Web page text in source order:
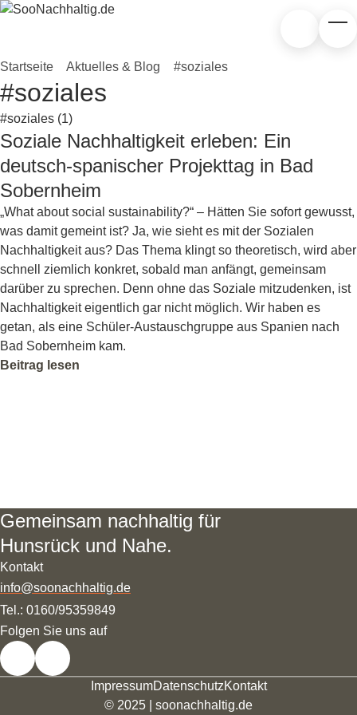
Zum Hauptinhalt springen
Startseite Aktuelles & Blog #soziales
#soziales
Nach Kategorie filten
#sozialesAllgemein
Soziale Nachhaltigkeit erleben: Ein
deutsch-spanischer Projekttag in Bad
Sobernheim
„What about social sustainability?“ – Hätten Sie sofort gewusst,
was damit gemeint ist? Ja, wie sieht es mit der Sozialen
Nachhaltigkeit aus? Das Thema klingt so theoretisch, wird aber
schnell ziemlich konkret, sobald man anfängt, gemeinsam
darüber zu sprechen. Denn ohne das Soziale mitzudenken, ist
Nachhaltigkeit eigentlich gar nicht möglich. Wir haben es
getan, als eine Schüler-Austauschgruppe aus Spanien nach
Bad Sobernheim kam.
Beitrag lesen
Gemeinsam nachhaltig für
Hunsrück und Nahe.
Kontakt
info@soonachhaltig.de
Tel.: 0160/95359849
Folgen Sie uns auf
InstagramFacebook
ImpressumDatenschutzKontakt
© 2025 | soonachhaltig.de